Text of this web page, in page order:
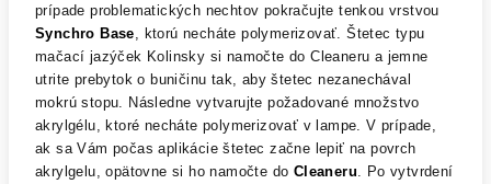
prípade problematických nechtov pokračujte tenkou vrstvou
Synchro Base , ktorú necháte polymerizovať. Štetec typu
mačací jazýček Kolinsky si namočte do Cleaneru a jemne
utrite prebytok o buničinu tak, aby štetec nezanechával
mokrú stopu. Následne vytvarujte požadované množstvo
akrylgélu, ktoré necháte polymerizovať v lampe. V prípade,
ak sa Vám počas aplikácie štetec začne lepiť na povrch
akrylgelu, opätovne si ho namočte do Cleaneru . Po vytvrdení